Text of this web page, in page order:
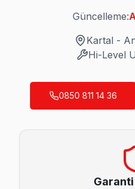
Son Güncelleme:Ağustos
Kartal'da
Kartal'da Atalar
Atalar Hi-Level Açılmıyor
Cevizli Hi-Level
Güncelleme:
Kartal -
Hi-Level
0850 811 14 36